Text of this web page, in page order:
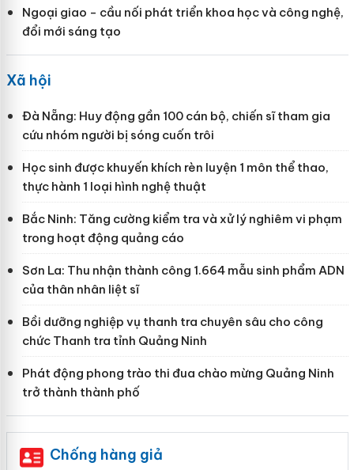
Ngoại giao - cầu nối phát triển khoa học và công nghệ,
đổi mới sáng tạo
Xã hội
Đà Nẵng: Huy động gần 100 cán bộ, chiến sĩ tham gia
cứu nhóm người bị sóng cuốn trôi
Học sinh được khuyến khích rèn luyện 1 môn thể thao,
thực hành 1 loại hình nghệ thuật
Bắc Ninh: Tăng cường kiểm tra và xử lý nghiêm vi phạm
trong hoạt động quảng cáo
Sơn La: Thu nhận thành công 1.664 mẫu sinh phẩm ADN
của thân nhân liệt sĩ
Bồi dưỡng nghiệp vụ thanh tra chuyên sâu cho công
chức Thanh tra tỉnh Quảng Ninh
Phát động phong trào thi đua chào mừng Quảng Ninh
trở thành thành phố
Chống hàng giả